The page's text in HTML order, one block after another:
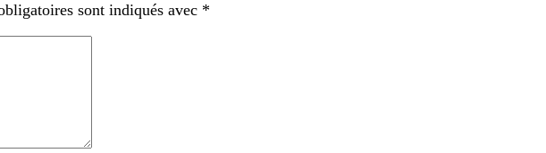
sont indiqués avec *